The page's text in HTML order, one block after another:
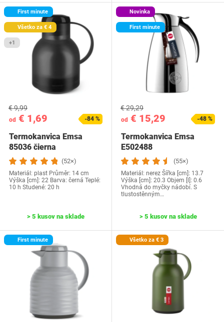
First minute
Všetko za € 4
+1
od € 1,69
€ 9,99
-84 %
Termokanvica Emsa
85036 čierna
(52×)
Materiál: plast Průměr: 14 cm
Výška [cm]: 22 Barva: černá Teplé:
10 h Studené: 20 h
> 5 kusov na sklade
Novinka
First minute
od € 15,29
€ 29,29
-48 %
Termokanvica Emsa
E502488
(55×)
Materiál: nerez Šířka [cm]: 13.7
Výška [cm]: 20.3 Objem [l]: 0.6
Vhodná do myčky nádobí. S
tlustostěnným…
> 5 kusov na sklade
First minute Všetko za € 3